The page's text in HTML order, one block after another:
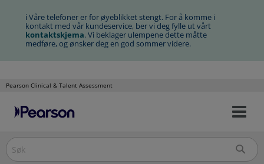
ℹ Våre telefoner er for øyeblikket stengt. For å komme i
kontakt med vår kundeservice, ber vi deg fylle ut vårt
kontaktskjema. Vi beklager ulempene dette måtte
medføre, og ønsker deg en god sommer videre.
Pearson Clinical & Talent Assessment
Hopp
innhold